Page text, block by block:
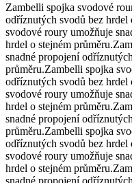
Zambelli spojka svodové
odříznutých svodů bez hrdel
svodové roury umožňuje
hrdel o stejném průměru.
snadné propojení
průměru.Zambelli spojka
odříznutých svodů bez hrdel
svodové roury umožňuje
hrdel o stejném průměru.
snadné propojení
průměru.Zambelli spojka
odříznutých svodů bez hrdel
svodové roury umožňuje
hrdel o stejném průměru.
snadné propojení